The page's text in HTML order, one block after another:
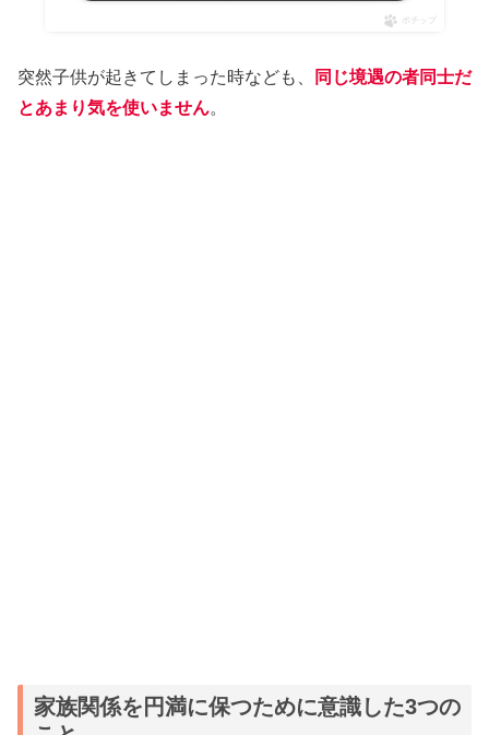
ポチップ
突然子供が起きてしまった時なども、
同じ境遇の者同士だ
とあまり気を使いません。
家族関係を円満に保つために意識した3つの